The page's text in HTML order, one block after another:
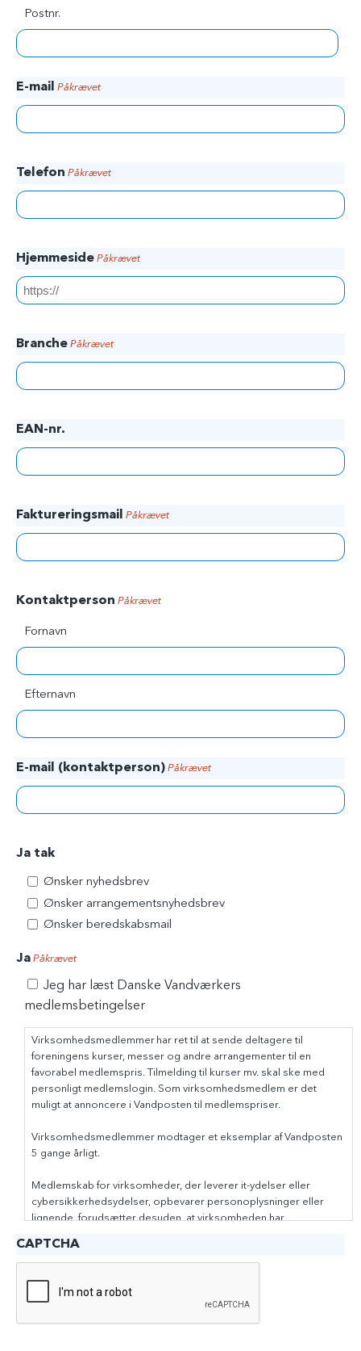
Postnr.
E-mail Påkrævet
Telefon Påkrævet
Hjemmeside Påkrævet
Branche Påkrævet
EAN-nr.
Faktureringsmail Påkrævet
Kontaktperson Påkrævet
Fornavn
Efternavn
E-mail (kontaktperson) Påkrævet
Ja tak
Ønsker nyhedsbrev
Ønsker arrangementsnyhedsbrev
Ønsker beredskabsmail
Ja Påkrævet
Jeg har læst Danske Vandværkers
medlemsbetingelser
Virksomhedsmedlemmer har ret til at sende deltagere til
foreningens kurser, messer og andre arrangementer til en
favorabel medlemspris. Tilmelding til kurser mv. skal ske med
personligt medlemslogin. Som virksomhedsmedlem er det
muligt at annoncere i Vandposten til medlemspriser.
Virksomhedsmedlemmer modtager et eksemplar af Vandposten
5 gange årligt.
Medlemskab for virksomheder, der leverer it-ydelser eller
cybersikkerhedsydelser, opbevarer personoplysninger eller
lignende, forudsætter desuden, at virksomheden har
overholdelse af gældende ret samt de faglige normer og
standarder inden for området.
Opsigelse af abonnement til Vandposten
CAPTCHA